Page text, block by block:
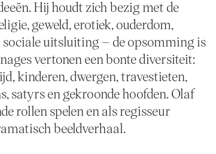
Hij houdt zich bezig met de
geweld, erotiek, ouderdom,
uitsluiting – de opsomming is
vertonen een bonte diversiteit:
kinderen, dwergen, travestieten,
satyrs en gekroonde hoofden. Olaf
rollen spelen en als regisseur
beeldverhaal.